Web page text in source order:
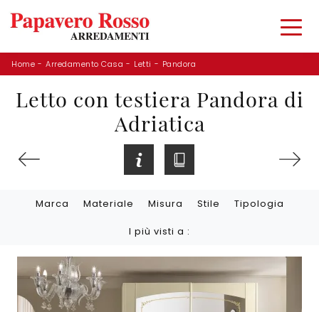
Home - Arredamento Casa - Letti - Pandora
Letto con testiera Pandora di
Adriatica
Marca Materiale Misura Stile Tipologia
I più visti a :